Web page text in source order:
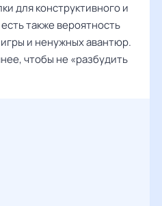
для конструктивного и
также вероятность
и ненужных авантюр.
чтобы не «разбудить